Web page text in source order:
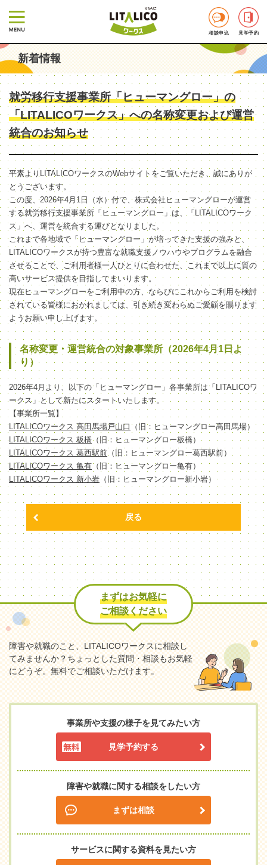
相談申込 見学予約
新着情報
就労移行支援事業所「ヒューマングロー」の
「LITALICOワークス」への名称変更および運営
統合のお知らせ
平素よりLITALICOワークスのWebサイトをご覧いただき、誠にありが
とうございます。
この度、2026年4月1日（水）付で、株式会社ヒューマングローが運営
する就労移行支援事業所「ヒューマングロー」は、「LITALICOワーク
ス」へ、運営を統合する運びとなりました。
これまで各地域で「ヒューマングロー」が培ってきた支援の強みと、
LITALICOワークスが持つ豊富な就職支援ノウハウやプログラムを融合
させることで、ご利用者様一人ひとりに合わせた、これまで以上に質の
高いサービス提供を目指してまいります。
現在ヒューマングローをご利用中の方、ならびにこれからご利用を検討
されている皆様におかれましては、引き続き変わらぬご愛顧を賜ります
ようお願い申し上げます。
名称変更・運営統合の対象事業所（2026年4月1日よ
り）
2026年4月より、以下の「ヒューマングロー」各事業所は「LITALICOワ
ークス」として新たにスタートいたします。
【事業所一覧】
LITALICOワークス 高田馬場戸山口 （旧：ヒューマングロー高田馬場）
LITALICOワークス 板橋（旧：ヒューマングロー板橋）
LITALICOワークス 葛西駅前 （旧：ヒューマングロー葛西駅前）
LITALICOワークス 亀有（旧：ヒューマングロー亀有）
LITALICOワークス 新小岩（旧：ヒューマングロー新小岩）
戻る
まずはお気軽に
ご相談ください
障害や就職のこと、LITALICOワークスに相談し
てみませんか？ちょっとした質問・相談もお気軽
にどうぞ。無料でご相談いただけます。
事業所や支援の様子を見てみたい方
見学予約する
障害や就職に関する相談をしたい方
まずは相談
サービスに関する資料を見たい方